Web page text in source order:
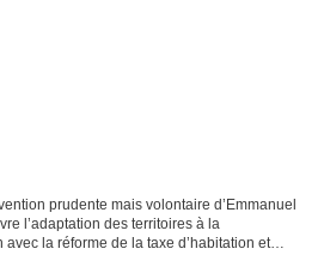
prudente mais volontaire d’Emmanuel
l’adaptation des territoires à la
la réforme de la taxe d’habitation et